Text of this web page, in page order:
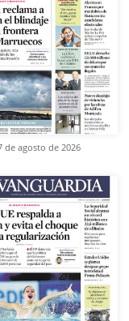
de agosto de 2026